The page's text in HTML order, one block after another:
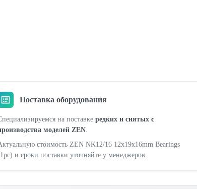
Поставка оборудования
на поставкередких и снятых с
моделей ZEN
стоимость ZEN NK12/16 12x19x16mm Bearings
и сроки поставки уточняйте у менеджеров.